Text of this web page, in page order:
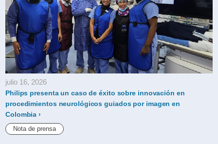
julio 16, 2026
Philips presenta un caso de éxito sobre innovación en
procedimientos neurológicos guiados por imagen en
Colombia
Nota de prensa